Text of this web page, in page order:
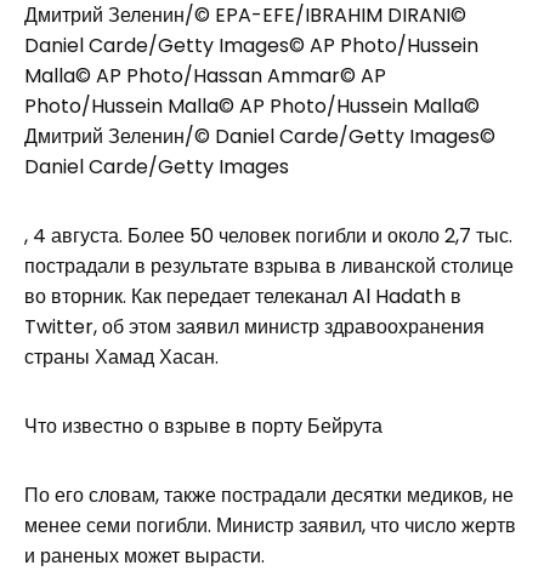
Дмитрий Зеленин/© EPA-EFE/IBRAHIM DIRANI©
Daniel Carde/Getty Images© AP Photo/Hussein
Malla© AP Photo/Hassan Ammar© AP
Photo/Hussein Malla© AP Photo/Hussein Malla©
Дмитрий Зеленин/© Daniel Carde/Getty Images©
Daniel Carde/Getty Images
, 4 августа. Более 50 человек погибли и около 2,7 тыс.
пострадали в результате взрыва в ливанской столице
во вторник. Как передает телеканал Al Hadath в
Twitter, об этом заявил министр здравоохранения
страны Хамад Хасан.
Что известно о взрыве в порту Бейрута
По его словам, также пострадали десятки медиков, не
менее семи погибли. Министр заявил, что число жертв
и раненых может вырасти.